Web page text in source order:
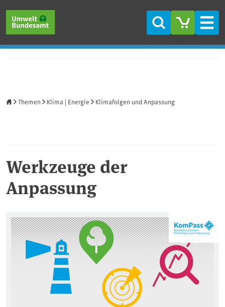
Suche
Themen Klima | Energie Klimafolgen und Anpassung
Werkzeuge der
Anpassung